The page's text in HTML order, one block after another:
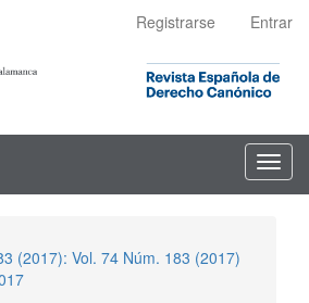
Registrarse Entrar
(2017): Vol. 74 Núm. 183 (2017)